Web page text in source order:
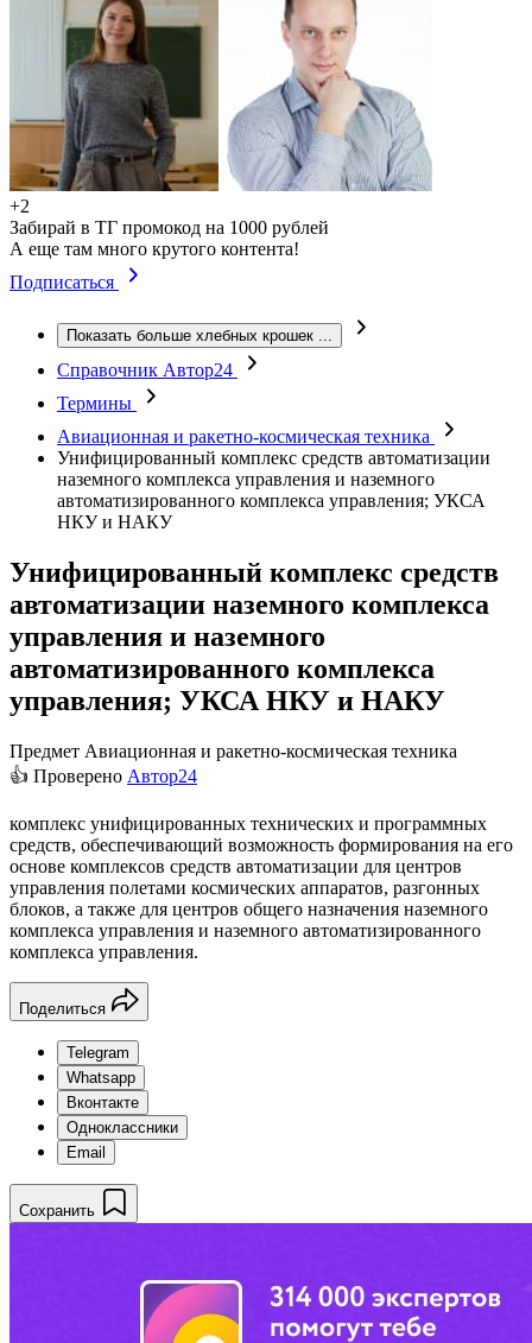
+2
Забирай в ТГ промокод на 1000 рублей
А еще там много крутого контента!
Подписаться
Показать больше хлебных крошек ...
Справочник Автор24
Термины
Авиационная и ракетно-космическая техника
Унифицированный комплекс средств автоматизации
наземного комплекса управления и наземного
автоматизированного комплекса управления; УКСА
НКУ и НАКУ
Унифицированный комплекс средств
автоматизации наземного комплекса
управления и наземного
автоматизированного комплекса
управления; УКСА НКУ и НАКУ
Предмет Авиационная и ракетно-космическая техника
👍 Проверено Автор24
комплекс унифицированных технических и программных
средств, обеспечивающий возможность формирования на его
основе комплексов средств автоматизации для центров
управления полетами космических аппаратов, разгонных
блоков, а также для центров общего назначения наземного
комплекса управления и наземного автоматизированного
комплекса управления.
Поделиться
Telegram
Whatsapp
Вконтакте
Одноклассники
Email
Сохранить